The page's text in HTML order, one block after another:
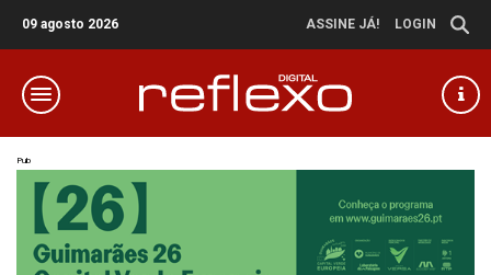
09 agosto 2026 ASSINE JÁ! LOGIN
Pub